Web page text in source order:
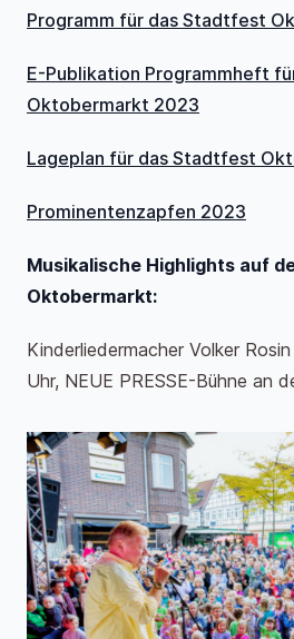
Programm für das Stadtfest
E-Publikation Programmheft
Oktobermarkt 2023
Lageplan für das Stadtfest
Prominentenzapfen 2023
Musikalische Highlights auf
Oktobermarkt:
Kinderliedermacher Volker
Uhr, NEUE PRESSE-Bühne an